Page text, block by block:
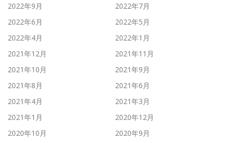
2022年9月
2022年7月
2022年6月
2022年5月
2022年4月
2022年1月
2021年12月
2021年11月
2021年10月
2021年9月
2021年8月
2021年6月
2021年4月
2021年3月
2021年1月
2020年12月
2020年10月
2020年9月